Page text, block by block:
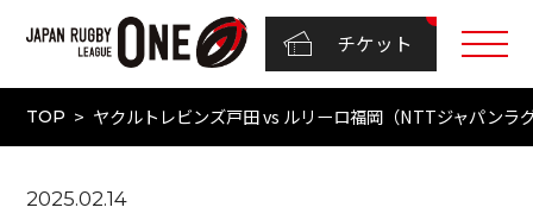
チケット
TOP ヤクルトレビンズ戸田 vs ルリーロ福岡（NTTジャパン
2025.02.14